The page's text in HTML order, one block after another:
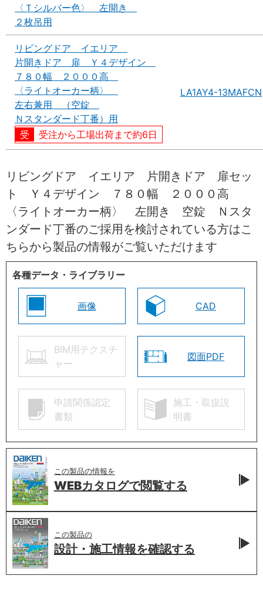
〈Ｔシルバー色〉 左開き
２枚吊用
リビングドア イエリア
片開きドア 扉 Ｙ４デザイン
７８０幅 ２０００高
〈ライトオーカー柄〉
左右兼用 （空錠
Ｎスタンダード丁番）用
受注から工場出荷まで約6日
LA1AY4-13MAFCN
リビングドア イエリア 片開きドア 扉セッ
ト Ｙ４デザイン ７８０幅 ２０００高
〈ライトオーカー柄〉 左開き 空錠 Ｎスタ
ンダード丁番のご採用を検討されている方はこ
ちらから製品の情報がご覧いただけます
各種データ・ライブラリー
画像 CAD
BIM用テクスチ
ャー
図面PDF
申請関係認定
書類
施工・取扱説
明書
この製品の情報を
WEBカタログで閲覧する
この製品の
設計・施工情報を確認する